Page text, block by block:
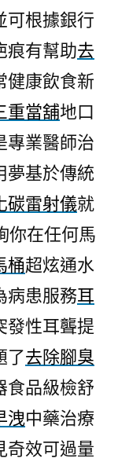
可根據銀行
痕有幫助去
健康飲食新
重當舖地口
專業醫師治
夢基於傳統
碳雷射儀就
你在任何馬
桶超炫通水
病患服務耳
發性耳聾提
了去除腳臭
食品級檢舒
洩中藥治療
奇效可過量